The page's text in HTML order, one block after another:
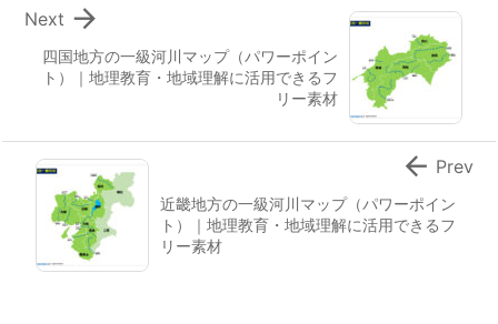
四国地方の一級河川マップ（パワーポイン
ト）｜地理教育・地域理解に活用できるフ
リー素材

Next
近畿地方の一級河川マップ（パワーポイン
ト）｜地理教育・地域理解に活用できるフ
リー素材
 Prev